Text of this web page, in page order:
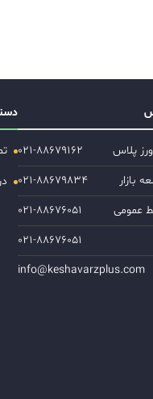
پلاس
۰۲۱-۸۸۶۷۹۱۶۲
بازار
۰۲۱-۸۸۶۷۹۸۳۴
عمومی
۰۲۱-۸۸۶۷۶۰۵۱
۰۲۱-۸۸۶۷۶۰۵۱
info@keshavarzplus.com